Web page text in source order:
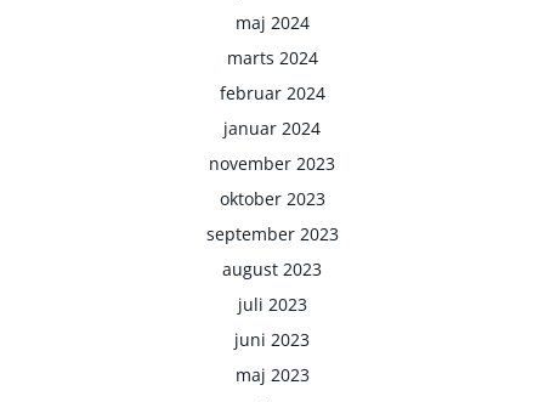
maj 2024
marts 2024
februar 2024
januar 2024
november 2023
oktober 2023
september 2023
august 2023
juli 2023
juni 2023
maj 2023